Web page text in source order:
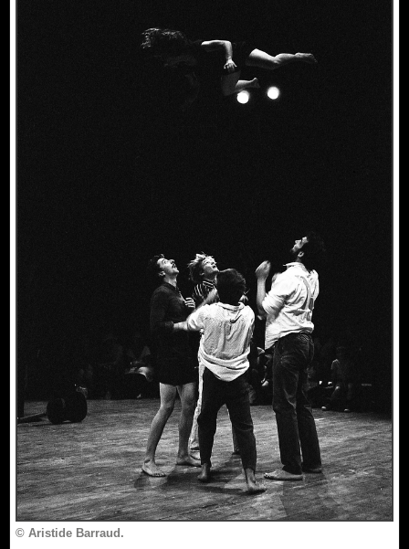
© Aristide Barraud.